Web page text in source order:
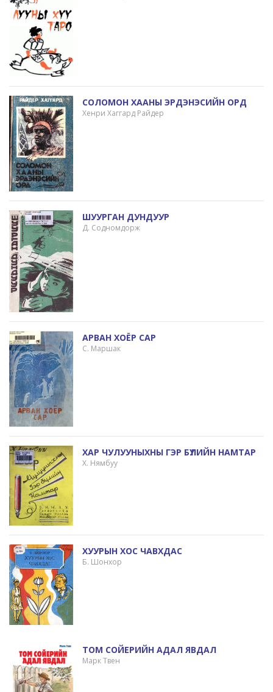
СОЛОМОН ХААНЫ ЭРДЭНЭСИЙН ОРД
Хенри Хаггард Райдер
ШУУРГАН ДУНДУУР
Д. Содномдорж
АРВАН ХОЁР САР
С. Маршак
ХАР ЧУЛУУНЫХНЫ ГЭР БҮЛИЙН НАМТАР
Х. Нямбуу
ХУУРЫН ХОС ЧАВХДАС
Б. Шонхор
ТОМ СОЙЕРИЙН АДАЛ ЯВДАЛ
Марк Твен